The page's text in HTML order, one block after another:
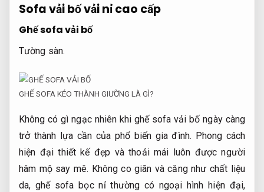
Sofa vải bố vải nỉ cao cấp
Ghế sofa vải bố
Tường sàn.
GHẾ SOFA KÉO THÀNH GIƯỜNG LÀ GÌ?
Không có gì ngạc nhiên khi ghế sofa vải bố ngày càng
trở thành lựa cần của phổ biến gia đình. Phong cách
hiện đại thiết kế đẹp và thoải mái luôn được người
hâm mộ say mê. Không co giãn và căng như chất liệu
da, ghế sofa bọc nỉ thường có ngoại hình hiện đại,